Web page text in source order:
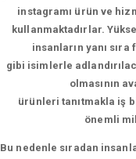
instagramı ürün ve
kullanmaktadırlar.
insanların yanı
gibi isimlerle
olmasının
ürünleri tanıtmakla iş
önemli
Bu nedenle sıradan